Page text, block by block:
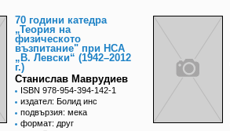
70 години катедра
„Теория на
физическото
възпитание" при НСА
„В. Левски“ (1942–2012
г.)
Станислав Маврудиев
ISBN 978-954-394-142-1
издател: Болид инс
подвързия: мека
формат: друг